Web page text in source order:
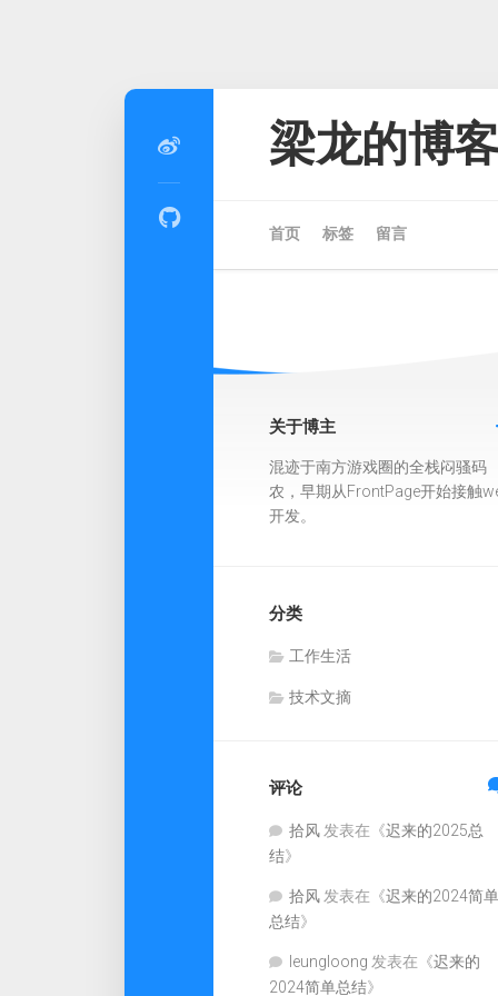
梁龙的博
首页 标签 留言
关于博主
混迹于南方游戏圈的全栈闷骚码
农，早期从FrontPage开始接触
开发。
分类
工作生活
技术文摘
评论
拾风 发表在《迟来的2025总
结》
拾风 发表在《迟来的2024简单
总结》
leungloong 发表在《迟来的
2024简单总结》